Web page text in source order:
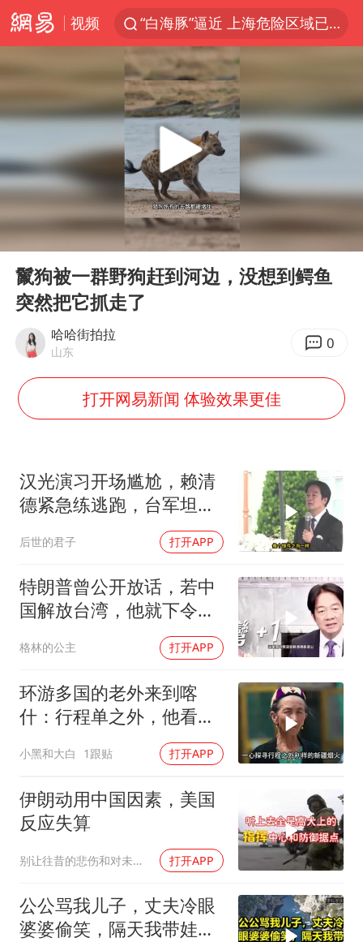
视频
“白海豚”逼近 上海危险区域已转移3.03万人
“伊斯兰版北约”出现
“白海豚”最新位置公布
外国游客的“中国游三件套”火了
上海大部迎大暴雨
以军士兵把枪口对准中国记者
白海豚在海上打了个结
2026年7月份居民消费价格同比上涨0.5%
方桃子代言广告视频已下架
辽宁省深化扫黑除恶专项斗争
一周大涨超7% 金价为何突然上涨
乐享全民健身 共筑健康中国
Play
00:00 01:24
鬣狗被一群野狗赶到河边，没想到鳄鱼
突然把它抓走了
哈哈街拍拉
山东 0
打开网易新闻 体验效果更佳
汉光演习开场尴尬，赖清
德紧急练逃跑，台军坦克
后世的君子 打开APP
特朗普曾公开放话，若中
国解放台湾，他就下令轰
格林的公主 打开APP
环游多国的老外来到喀
什：行程单之外，他看到
小黑和大白 1跟贴 打开APP
伊朗动用中国因素，美国
反应失算
别让往昔的悲伤和对未来的恐惧 打开APP
公公骂我儿子，丈夫冷眼
婆婆偷笑，隔天我带娃改